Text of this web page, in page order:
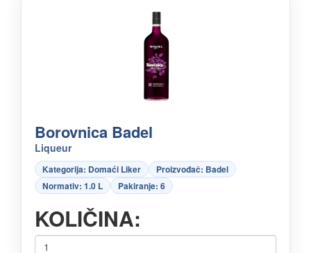
Borovnica Badel
Liqueur
Kategorija: Domaći Liker
Proizvođač: Badel
Normativ: 1.0 L
Pakiranje: 6
KOLIČINA: